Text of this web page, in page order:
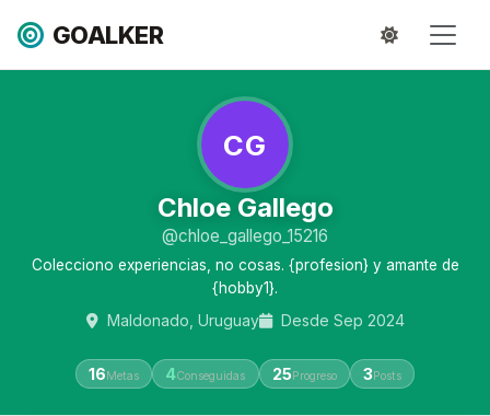
GOALKER
CG
Chloe Gallego
@chloe_gallego_15216
Colecciono experiencias, no cosas. {profesion} y amante de
{hobby1}.
Maldonado, Uruguay Desde Sep 2024
16Metas 4Conseguidas 25Progreso 3Posts